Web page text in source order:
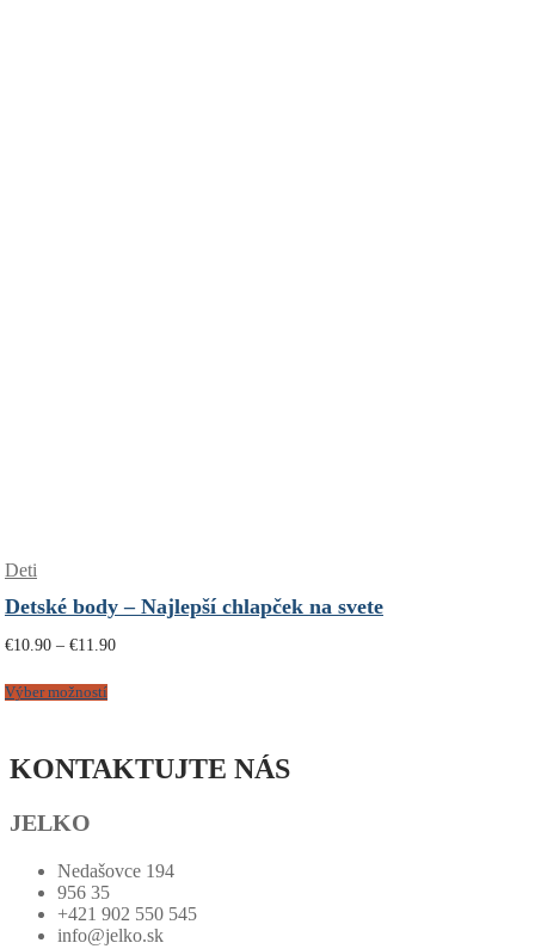
Deti
Detské body – Najlepší chlapček na svete
€10.90 – €11.90Price
Výber možností
KONTAKTUJTE NÁS
JELKO
Nedašovce 194
956 35
+421 902 550 545
info@jelko.sk